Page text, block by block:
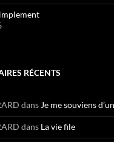
RÉCENTS
dans Je me souviens
dans La vie file